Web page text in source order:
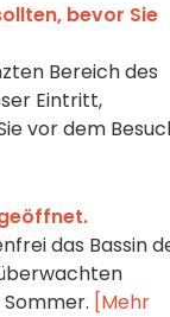
bevor Sie
Bereich des
Eintritt,
vor dem
das Bassin
[Mehr